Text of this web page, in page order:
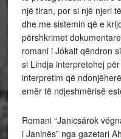
një tiran, por si një njeri
dhe me sistemin që e
përshkrimet
romani i Jókait qëndron
si Lindja interpretohej
interpretim që
emër të ndjeshmërisë
Romani “Janicsárok
i Janinës” nga gazetari